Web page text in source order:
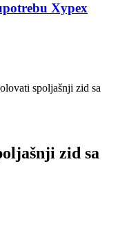
Xypex
spoljašnji zid sa
zid sa